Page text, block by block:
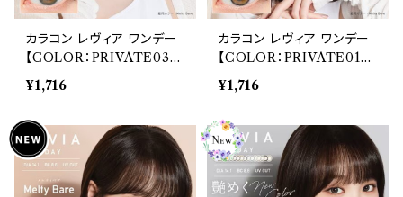
カラコン レヴィア ワンデー
【COLOR：PRIVATE03】
1箱10枚入 度あり 14.1mm
キムチェウォン ReVIA 1da
ハーフ ブラウン ブラック 高
含水 裸眼風 自然
¥1,716
カラコン レヴィア ワンデー
【COLOR：PRIVATE01】
1箱10枚入 度あり 14.1mm
キムチェウォン ReVIA 1da
ハーフ ブラウン ブラック 高
含水 裸眼風 自然
¥1,716